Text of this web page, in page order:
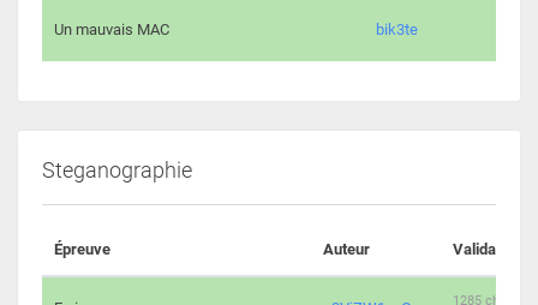
Un mauvais MAC bik3te
Steganographie
Épreuve Auteur Validations
1285